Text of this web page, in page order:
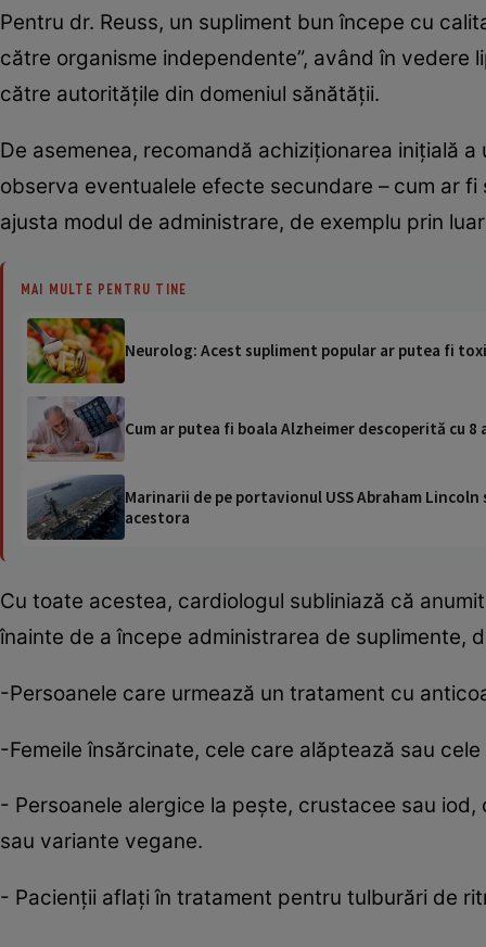
Pentru dr. Reuss, un supliment bun începe cu
către organisme independente”, având în
către autoritățile din domeniul sănătății.
De asemenea, recomandă achiziționarea inițială
observa eventualele efecte secundare – cum ar
ajusta modul de administrare, de exemplu prin
MAI MULTE PENTRU TINE
Neurolog: Acest supliment popular ar putea fi
Cum ar putea fi boala Alzheimer descoperită cu
Marinarii de pe portavionul USS Abraham
acestora
Cu toate acestea, cardiologul subliniază că
înainte de a începe administrarea de suplimente,
-Persoanele care urmează un tratament cu
-Femeile însărcinate, cele care alăptează sau
- Persoanele alergice la pește, crustacee sau
sau variante vegane.
- Pacienții aflați în tratament pentru tulburări de